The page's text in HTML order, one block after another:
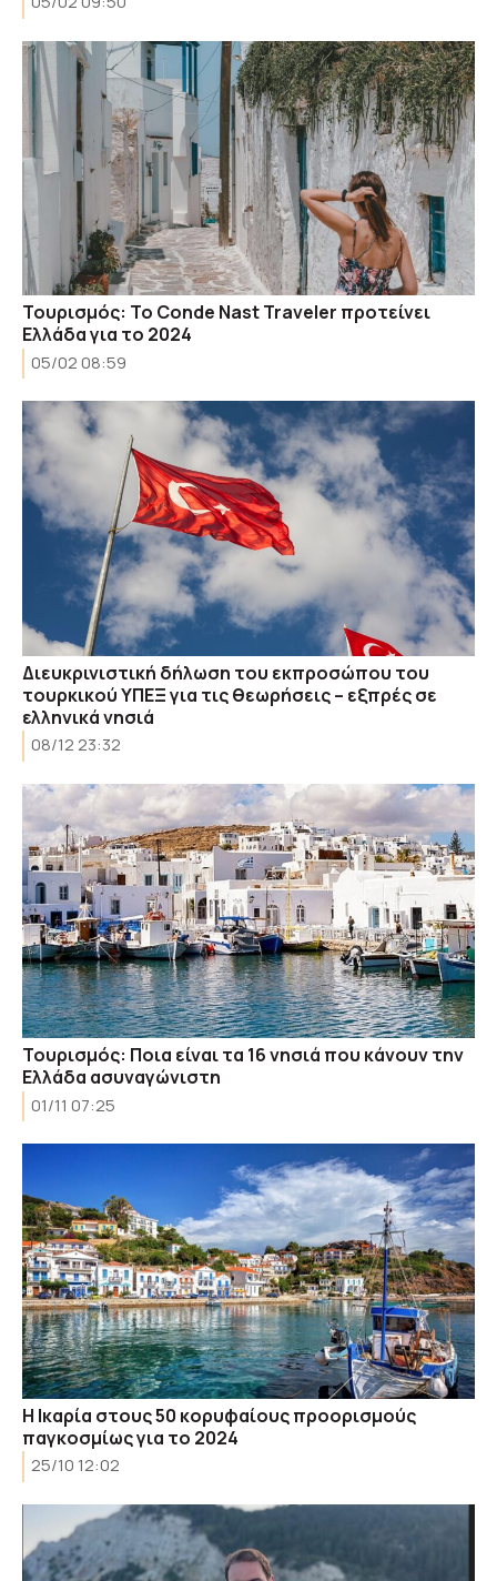
Τουρισμός: To Conde Nast Traveler προτείνει
Ελλάδα για το 2024
05/02 08:59
Διευκρινιστική δήλωση του εκπροσώπου του
τουρκικού ΥΠΕΞ για τις θεωρήσεις – εξπρές σε
ελληνικά νησιά
08/12 23:32
Τουρισμός: Ποια είναι τα 16 νησιά που κάνουν την
Ελλάδα ασυναγώνιστη
01/11 07:25
Η Ικαρία στους 50 κορυφαίους προορισμούς
παγκοσμίως για το 2024
25/10 12:02